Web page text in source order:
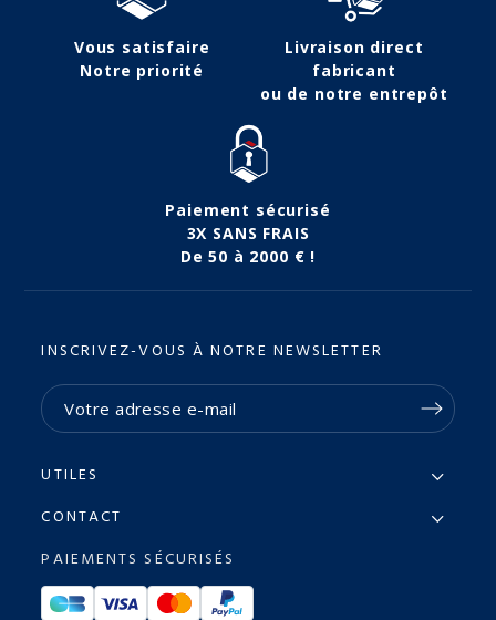
Vous satisfaire
Notre priorité
Livraison direct
fabricant
ou de notre entrepôt
Paiement sécurisé
3X SANS FRAIS
De 50 à 2000 € !
INSCRIVEZ-VOUS À NOTRE NEWSLETTER
UTILES
CONTACT
PAIEMENTS SÉCURISÉS